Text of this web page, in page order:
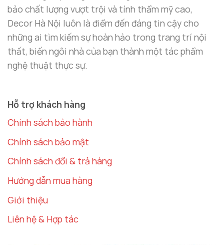
bảo chất lượng vượt trội và tính thẩm mỹ cao,
Decor Hà Nội luôn là điểm đến đáng tin cậy cho
những ai tìm kiếm sự hoàn hảo trong trang trí nội
thất, biến ngôi nhà của bạn thành một tác phẩm
nghệ thuật thực sự.
Hỗ trợ khách hàng
Chính sách bảo hành
Chính sách bảo mật
Chính sách đổi & trả hàng
Hướng dẫn mua hàng
Giới thiệu
Liên hệ & Hợp tác